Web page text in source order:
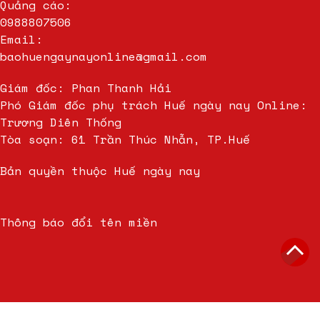
Quảng cáo:
0988807506
Email:
baohuengaynayonline@gmail.com
Giám đốc: Phan Thanh Hải
Phó Giám đốc phụ trách Huế ngày nay Online:
Trương Diên Thống
Tòa soạn: 61 Trần Thúc Nhẫn, TP.Huế
Bản quyền thuộc Huế ngày nay
Thông báo đổi tên miền